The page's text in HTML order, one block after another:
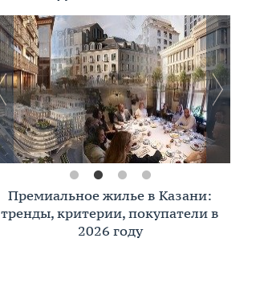
Премиальное жилье в Казани:
тренды, критерии, покупатели в
2026 году